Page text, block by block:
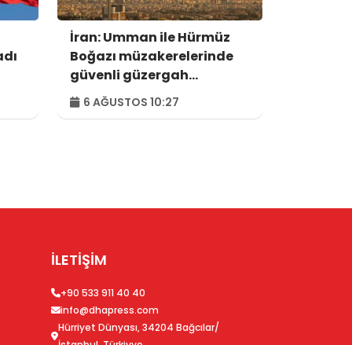
İran: Umman ile Hürmüz
Boğazı müzakerelerinde
güvenli güzergah
konusunda anlaşmaya
vardık
6 AĞUSTOS 10:27
İLETİŞİM
+90 533 911 40 40
info@dhapress.com
Hürriyet Dünyası, 34204 Bağcılar/